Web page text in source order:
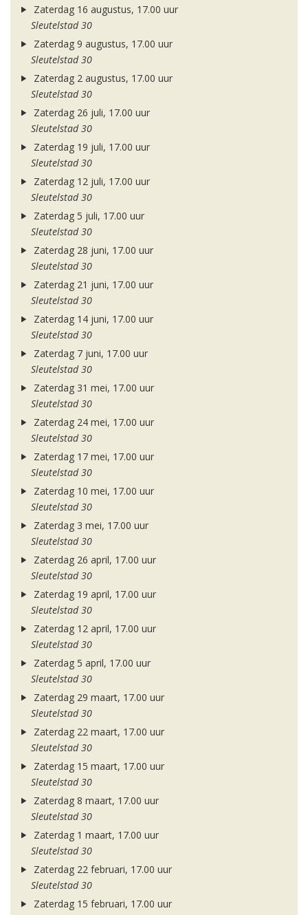
Zaterdag 16 augustus, 17.00 uur
Sleutelstad 30
Zaterdag 9 augustus, 17.00 uur
Sleutelstad 30
Zaterdag 2 augustus, 17.00 uur
Sleutelstad 30
Zaterdag 26 juli, 17.00 uur
Sleutelstad 30
Zaterdag 19 juli, 17.00 uur
Sleutelstad 30
Zaterdag 12 juli, 17.00 uur
Sleutelstad 30
Zaterdag 5 juli, 17.00 uur
Sleutelstad 30
Zaterdag 28 juni, 17.00 uur
Sleutelstad 30
Zaterdag 21 juni, 17.00 uur
Sleutelstad 30
Zaterdag 14 juni, 17.00 uur
Sleutelstad 30
Zaterdag 7 juni, 17.00 uur
Sleutelstad 30
Zaterdag 31 mei, 17.00 uur
Sleutelstad 30
Zaterdag 24 mei, 17.00 uur
Sleutelstad 30
Zaterdag 17 mei, 17.00 uur
Sleutelstad 30
Zaterdag 10 mei, 17.00 uur
Sleutelstad 30
Zaterdag 3 mei, 17.00 uur
Sleutelstad 30
Zaterdag 26 april, 17.00 uur
Sleutelstad 30
Zaterdag 19 april, 17.00 uur
Sleutelstad 30
Zaterdag 12 april, 17.00 uur
Sleutelstad 30
Zaterdag 5 april, 17.00 uur
Sleutelstad 30
Zaterdag 29 maart, 17.00 uur
Sleutelstad 30
Zaterdag 22 maart, 17.00 uur
Sleutelstad 30
Zaterdag 15 maart, 17.00 uur
Sleutelstad 30
Zaterdag 8 maart, 17.00 uur
Sleutelstad 30
Zaterdag 1 maart, 17.00 uur
Sleutelstad 30
Zaterdag 22 februari, 17.00 uur
Sleutelstad 30
Zaterdag 15 februari, 17.00 uur